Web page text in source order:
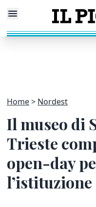
Home Nordest
Il museo di
Trieste
open-day